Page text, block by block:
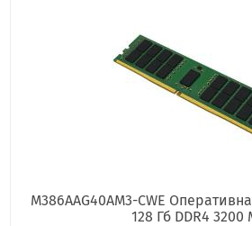
M386AAG40AM3-CWE
128 Гб DDR4 3200